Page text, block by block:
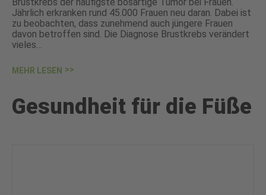
Jährlich erkranken rund 45.000 Frauen neu daran. Dabei ist
zu beobachten, dass zunehmend auch jüngere Frauen
davon betroffen sind. Die Diagnose Brustkrebs verändert
vieles…
MEHR LESEN
Gesundheit für die Füße